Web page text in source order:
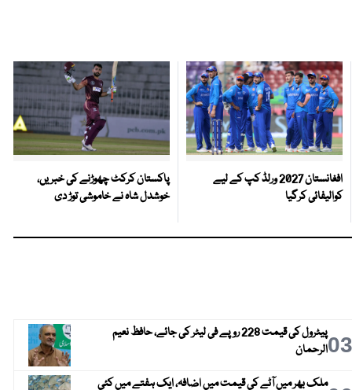
افغانستان 2027 ورلڈ کپ کے لیے
کوالیفائی کرگیا
پاکستان کرکٹ چھوڑنے کی خبریں،
خوشدل شاہ نے خاموشی توڑ دی
03
پیٹرول کی قیمت 228 روپے فی لیٹر کی جائے، حافظ نعیم
الرحمان
ملک بھر میں آٹے کی قیمت میں اضافہ، ایک ہفتے میں کئی